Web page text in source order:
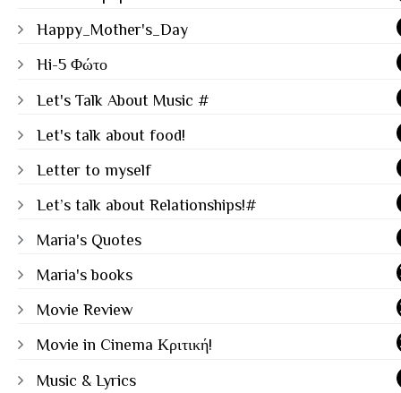
Happy_Mother's_Day
Hi-5 Φώτο
Let's Talk About Music #
Let's talk about food!
Letter to myself
Let’s talk about Relationships!#
Maria's Quotes
Maria's books
Movie Review
Movie in Cinema Κριτική!
Music & Lyrics